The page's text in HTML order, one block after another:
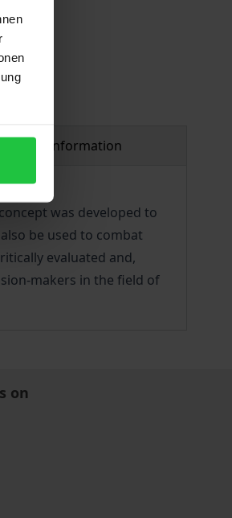
safety information
was developed to
be used to combat
evaluated and,
makers in the field of
on